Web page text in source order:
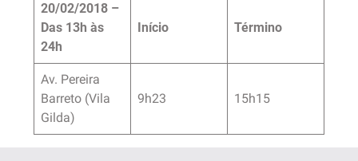
20/02/2018 –
Das 13h às
24h
Início Término
Av. Pereira
Barreto (Vila
Gilda)
9h23 15h15